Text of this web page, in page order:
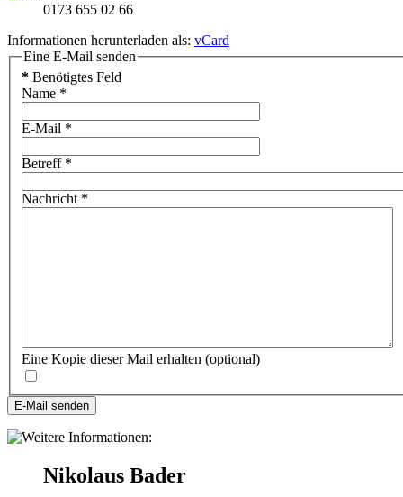
0173 655 02 66
Informationen herunterladen als: vCard
Eine E-Mail senden
* Benötigtes Feld
Name *
E-Mail *
Betreff*
Nachricht *
Eine Kopie dieser Mail erhalten (optional)
E-Mail senden
Nikolaus Bader